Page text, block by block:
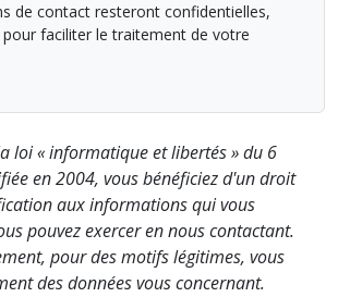
de contact resteront confidentielles,
faciliter le traitement de votre
loi « informatique et libertés » du 6
en 2004, vous bénéficiez d'un droit
aux informations qui vous
pouvez exercer en nous contactant.
pour des motifs légitimes, vous
des données vous concernant.